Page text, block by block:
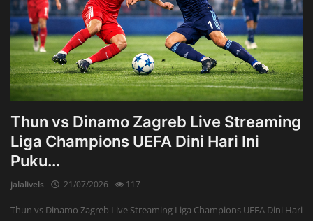
Thun vs Dinamo Zagreb Live Streaming
Liga Champions UEFA Dini Hari Ini
Puku...
jalalivels 21/07/2026 117
Thun vs Dinamo Zagreb Live Streaming Liga Champions UEFA Dini Hari